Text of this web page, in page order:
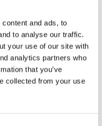
and ads, to
to analyse our traffic.
your use of our site with
analytics partners who
that you’ve
collected from your use